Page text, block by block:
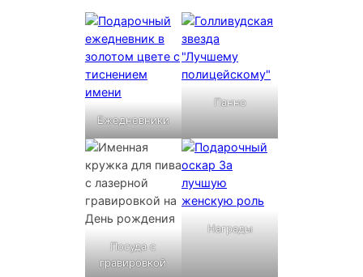
Ежедневники
Панно
Посуда с
гравировкой
Награды